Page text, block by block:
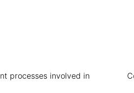
processes involved in